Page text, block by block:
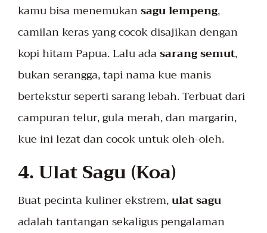
kamu bisa menemukansagu lempeng,
camilan keras yang cocok disajikan dengan
kopi hitam Papua. Lalu adasarang semut,
bukan serangga, tapi nama kue manis
bertekstur seperti sarang lebah. Terbuat dari
campuran telur, gula merah, dan margarin,
kue ini lezat dan cocok untuk oleh-oleh.
4. Ulat Sagu (Koa)
Buat pecinta kuliner ekstrem,ulat sagu
adalah tantangan sekaligus pengalaman